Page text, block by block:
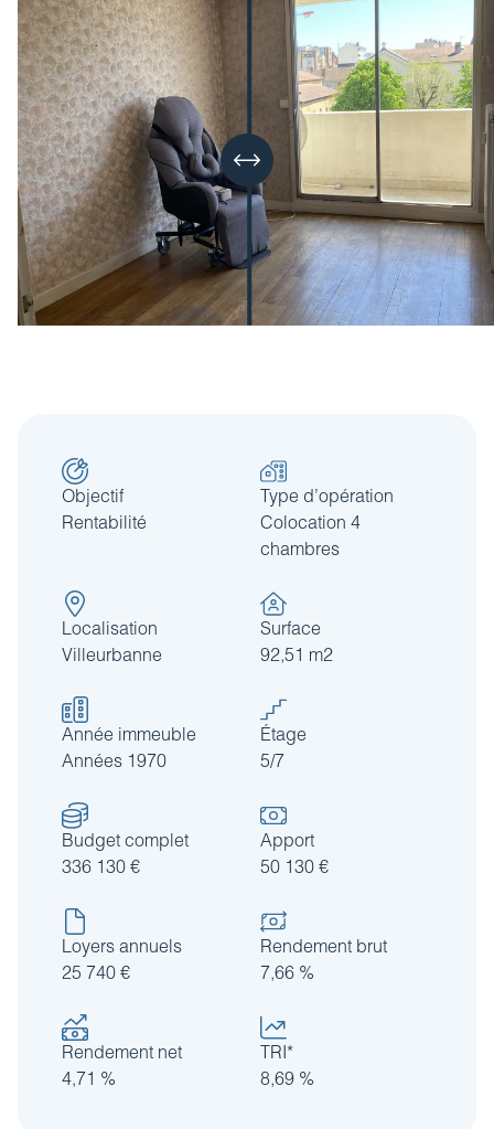
Objectif
Rentabilité
Type d’opération
Colocation 4
chambres
Localisation
Villeurbanne
Surface
92,51 m2
Année immeuble
Années 1970
Étage
5/7
Budget complet
336 130 €
Apport
50 130 €
Loyers annuels
25 740 €
Rendement brut
7,66 %
Rendement net
4,71 %
TRI*
8,69 %